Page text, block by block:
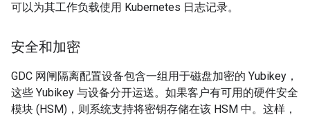
可以为其工作负载使用 Kubernetes 日志记录。
安全和加密
GDC 网闸隔离配置设备包含一组用于磁盘加密的 Yubikey，
这些 Yubikey 与设备分开运送。如果客户有可用的硬件安全
模块 (HSM)，则系统支持将密钥存储在该 HSM 中。这样，